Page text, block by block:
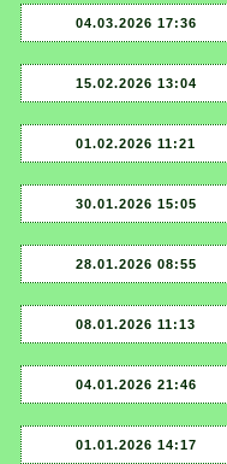
04.03.2026 17:36
15.02.2026 13:04
01.02.2026 11:21
30.01.2026 15:05
28.01.2026 08:55
08.01.2026 11:13
04.01.2026 21:46
01.01.2026 14:17